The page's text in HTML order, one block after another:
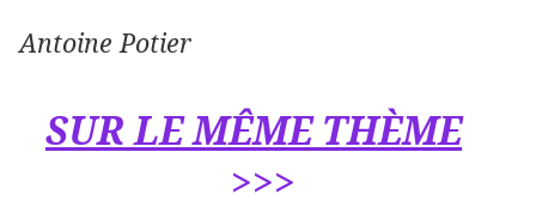
Antoine Potier
SUR LE MÊMETHÈME
>>>